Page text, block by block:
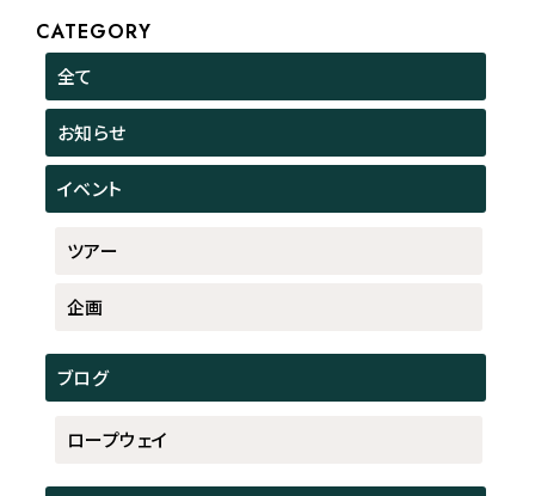
CATEGORY
全て
お知らせ
イベント
ツアー
企画
ブログ
ロープウェイ